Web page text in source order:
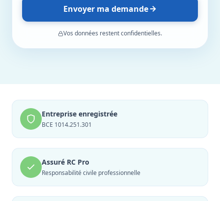
Envoyer ma demande
Vos données restent confidentielles.
Entreprise enregistrée
BCE 1014.251.301
Assuré RC Pro
Responsabilité civile professionnelle